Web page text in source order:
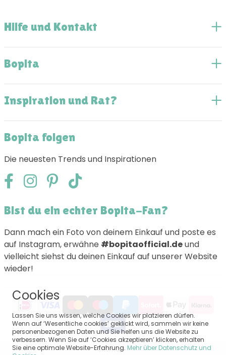
Hilfe und Kontakt
Bopita
Inspiration und Rat?
Bopita folgen
Die neuesten Trends und Inspirationen
Bist du ein echter Bopita-Fan?
Dann mach ein Foto von deinem Einkauf und poste es
auf Instagram, erwähne #bopitaofficial.deund
vielleicht siehst du deinen Einkauf auf unserer Website
wieder!
Sitemap
Cookies
Lassen Sie uns wissen, welche Cookies wir platzieren dürfen.
Wenn auf ‘Wesentliche cookies’ geklickt wird, sammeln wir keine
personenbezogenen Daten und Sie helfen uns die Website zu
verbessern. Wenn Sie auf ‘Cookies akzeptieren’ klicken, erhalten
Sie eine optimale Website-Erfahrung. Mehr über Datenschutz und